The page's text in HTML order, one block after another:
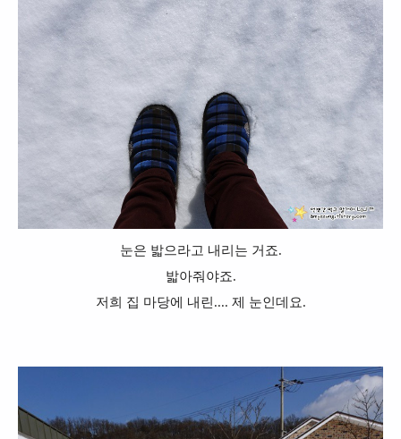
눈은 밟으라고 내리는 거죠.
밟아줘야죠.
저희 집 마당에 내린.... 제 눈인데요.